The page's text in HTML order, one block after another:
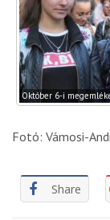
Október 6-i
Fotó: Vámosi-
Share